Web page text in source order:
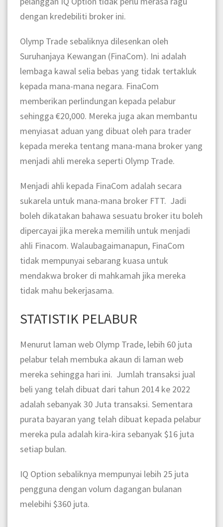
dengan kredebiliti broker ini.
Olymp Trade sebaliknya dilesenkan oleh
Suruhanjaya Kewangan (FinaCom). Ini adalah
lembaga kawal selia bebas yang tidak tertakluk
kepada mana-mana negara. FinaCom
memberikan perlindungan kepada pelabur
sehingga €20,000. Mereka juga akan membantu
menyiasat aduan yang dibuat oleh para trader
kepada mereka tentang mana-mana broker yang
menjadi ahli mereka seperti Olymp Trade.
Menjadi ahli kepada FinaCom adalah secara
sukarela untuk mana-mana broker FTT. Jadi
boleh dikatakan bahawa sesuatu broker itu boleh
dipercayai jika mereka memilih untuk menjadi
ahli Finacom. Walaubagaimanapun, FinaCom
tidak mempunyai sebarang kuasa untuk
mendakwa broker di mahkamah jika mereka
tidak mahu bekerjasama.
STATISTIK PELABUR
Menurut laman web Olymp Trade, lebih 60 juta
pelabur telah membuka akaun di laman web
mereka sehingga hari ini. Jumlah transaksi jual
beli yang telah dibuat dari tahun 2014 ke 2022
adalah sebanyak 30 Juta transaksi. Sementara
purata bayaran yang telah dibuat kepada pelabur
mereka pula adalah kira-kira sebanyak $16 juta
setiap bulan.
IQ Option sebaliknya mempunyai lebih 25 juta
pengguna dengan volum dagangan bulanan
melebihi $360 juta.